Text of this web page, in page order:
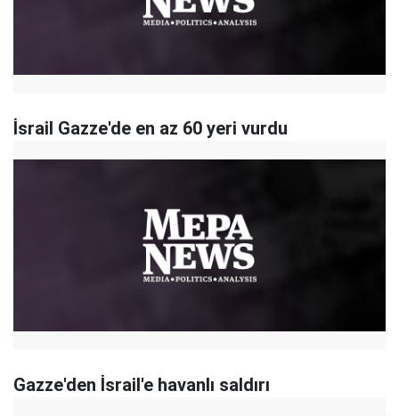
İsrail Gazze'de en az 60 yeri vurdu
Gazze'den İsrail'e havanlı saldırı